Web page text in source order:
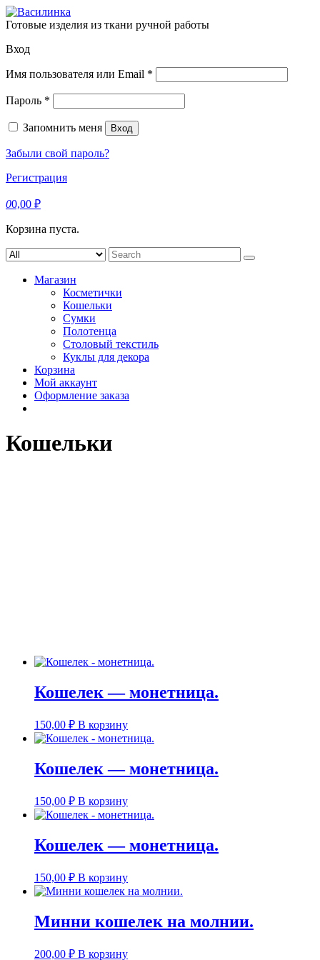
Skip
to
Готовые изделия из ткани ручной работы
Вход
Имя пользователя или Email *
Пароль *
Запомнить меня Вход
Забыли свой пароль?
Регистрация
00,00 ₽
Корзина пуста.
Search
for:
Магазин
Косметички
Кошельки
Сумки
Полотенца
Столовый текстиль
Куклы для декора
Корзина
Мой аккаунт
Оформление заказа
Кошельки
Кошелек — монетница.
150,00 ₽ В корзину
Кошелек — монетница.
150,00 ₽ В корзину
Кошелек — монетница.
150,00 ₽ В корзину
Минни кошелек на молнии.
200,00 ₽ В корзину